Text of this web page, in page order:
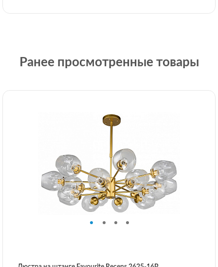
Ранее просмотренные товары